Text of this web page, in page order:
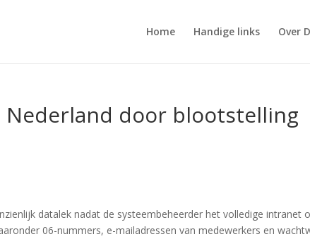
Home Handige links Over
Nederland door blootstelling
datalek nadat de systeembeheerder het volledige intranet
06-nummers, e-mailadressen van medewerkers en